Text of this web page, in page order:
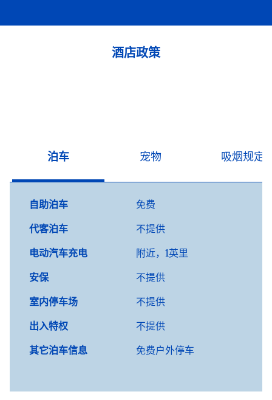
酒店政策
泊车 宠物 吸烟规定
自助泊车
免费
代客泊车
不提供
电动汽车充电
附近，1英里
安保
不提供
室内停车场
不提供
出入特权
不提供
其它泊车信息
免费户外停车